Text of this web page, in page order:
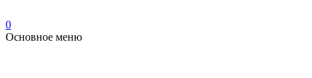
0
Основное меню